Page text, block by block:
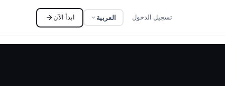
تسجيل الدخول العربية ابدأ الآن